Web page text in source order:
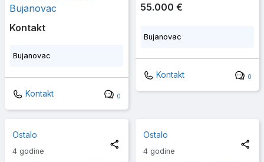
Bujanovac
Kontakt
Bujanovac
Kontakt 0
55.000 €
Bujanovac
Kontakt 0
Ostalo
4 godine
Ostalo
4 godine